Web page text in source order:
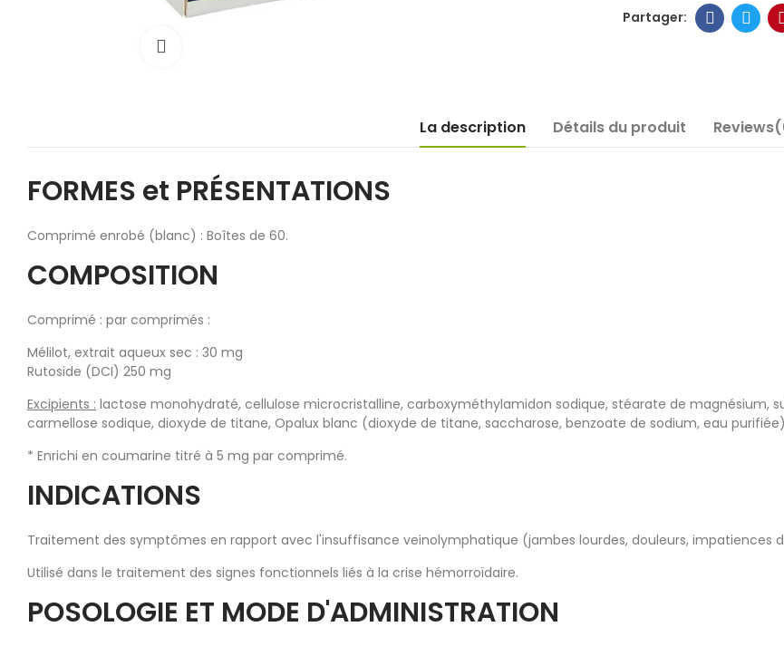
La description Détails du produit
FORMES et PRÉSENTATIONS
Comprimé enrobé (blanc) : Boîtes de 60.
COMPOSITION
Comprimé : par comprimés :
Mélilot, extrait aqueux sec : 30 mg
Rutoside (DCI) 250 mg
Excipients : lactose monohydraté, cellulose microcristalline, carboxyméthylamidon sodique, stéarate de magnésium,
carmellose sodique, dioxyde de titane, Opalux blanc (dioxyde de titane, saccharose, benzoate de sodium, eau
* Enrichi en coumarine titré à 5 mg par comprimé.
INDICATIONS
Traitement des symptômes en rapport avec l'insuffisance veinolymphatique (jambes lourdes, douleurs, impatiences
Utilisé dans le traitement des signes fonctionnels liés à la crise hémorroïdaire.
POSOLOGIE ET MODE D'ADMINISTRATION